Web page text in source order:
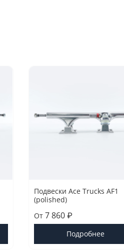
Подвески Ace Trucks AF1
(polished)
От7 860 ₽
Подробнее